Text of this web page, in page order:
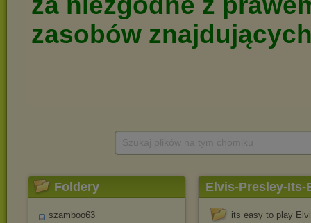
Foldery
szamboo63
Elvis-Presley-Its-
its easy to play